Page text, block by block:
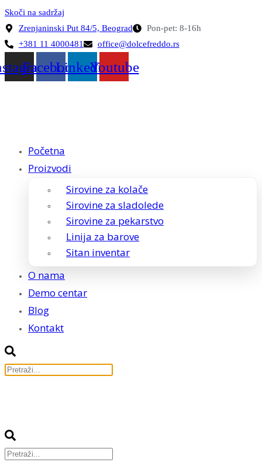
Skoči na sadržaj
Zrenjaninski Put 84/5, Beograd
Pon-pet: 8-16h
+381 11 4000481
office@dolcefreddo.rs
FacebookLinkedinYoutube
Početna
Proizvodi
Sirovine za kolače
Sirovine za sladolede
Sirovine za pekarstvo
Linija za barove
Sitan inventar
O nama
Demo centar
Blog
Kontakt